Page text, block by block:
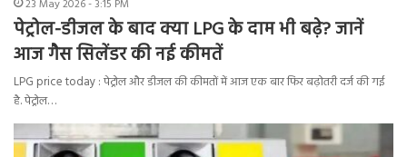
23 May 2026 - 3:15 PM
पेट्रोल-डीजल के बाद क्या LPG के दाम भी बढ़े? जानें
आज गैस सिलेंडर की नई कीमतें
LPG price today : पेट्रोल और डीजल की कीमतों में आज एक बार फिर बढ़ोतरी दर्ज की गई
है. पेट्रोल…